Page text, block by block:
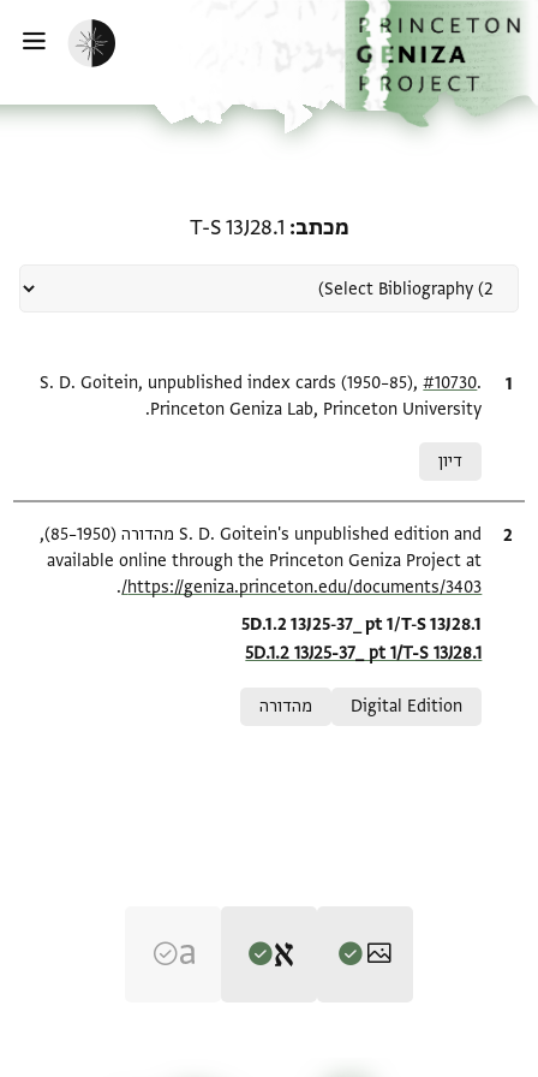
לתוכןהבית
הפעלת מצב כהה
מכתב T-S 13J28.1
ציטוט S. D. Goitein, unpublished index cards (1950–85),#10730
Princeton Geniza Lab, Princeton University.
דיון
ציטוט
S. D. Goitein's unpublished edition and מהדורה (1950–85),
available online through the Princeton Geniza Project at
https://geniza.princeton.edu/documents/3403/
.
Location in source
5D.1.2 13J25-37_ pt 1/T-S 13J28.1
5D.1.2 13J25-37_ pt 1/T-S 13J28.1
Digital Edition
מהדורה